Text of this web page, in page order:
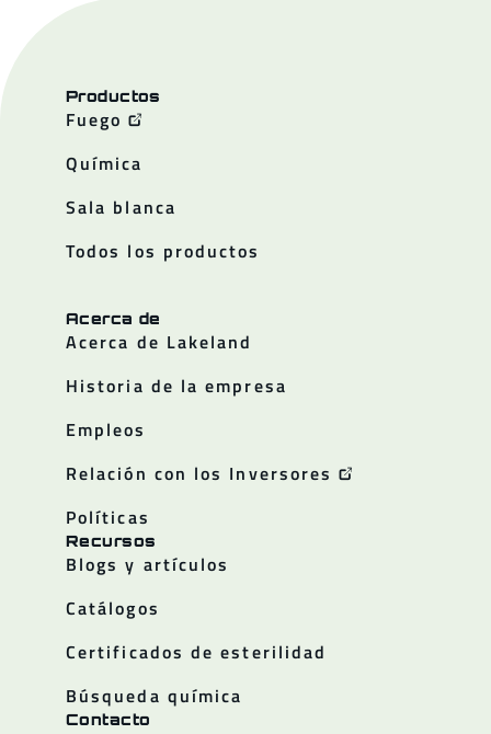
Productos
Fuego
Química
Sala blanca
Todos los productos
Acerca de
Acerca de Lakeland
Historia de la empresa
Empleos
Relación con los Inversores
Políticas
Recursos
Blogs y artículos
Catálogos
Certificados de esterilidad
Búsqueda química
Contacto